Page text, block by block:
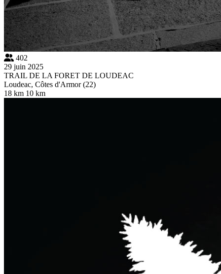
402
29 juin 2025
TRAIL DE LA FORET DE LOUDEAC
Loudeac, Côtes d'Armor (22)
18 km 10 km